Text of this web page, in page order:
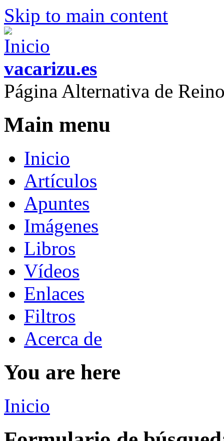
Skip to main content
vacarizu.es
Página Alternativa de
Main menu
Inicio
Artículos
Apuntes
Imágenes
Libros
Vídeos
Enlaces
Filtros
Acerca de
You are here
Inicio